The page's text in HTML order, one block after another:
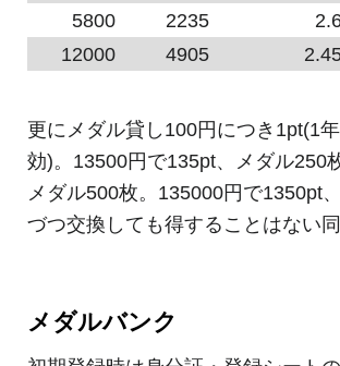
5800
2235
12000
4905
更にメダル貸し100円につき1pt(1
効)。13500円で135pt、メダル250
メダル500枚。135000円で1350pt
づつ交換しても得することはない
メダルバンク